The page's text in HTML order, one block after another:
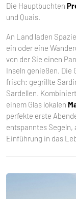
Die Hauptbuchten
und Quais.
An Land laden
ein oder eine
von der Sie einen
Inseln genießen. Die
frisch: gegrillte
Sardellen.
einem Glas lokalen
perfekte erste
entspanntes
Einführung in das